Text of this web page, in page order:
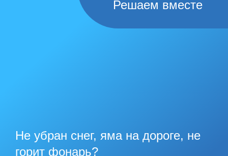
Решаем вместе
Не убран снег, яма на дороге, не
горит фонарь?